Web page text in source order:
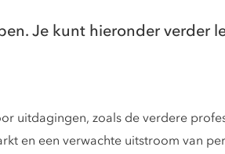
Je kunt hieronder verder
uitdagingen, zoals de verdere
en een verwachte uitstroom van